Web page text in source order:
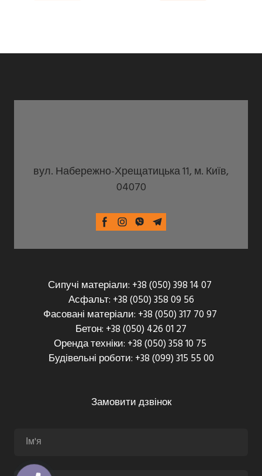
вул. Набережно-Хрещатицька 11, м. Київ,
04070
Сипучі матеріали: +38 (050) 398 14 07
Асфальт: +38 (050) 358 09 56
Фасовані матеріали: +38 (050) 317 70 97
Бетон: +38 (050) 426 01 27
Оренда техніки: +38 (050) 358 10 75
Будівельні роботи: +38 (099) 315 55 00
Замовити дзвінок